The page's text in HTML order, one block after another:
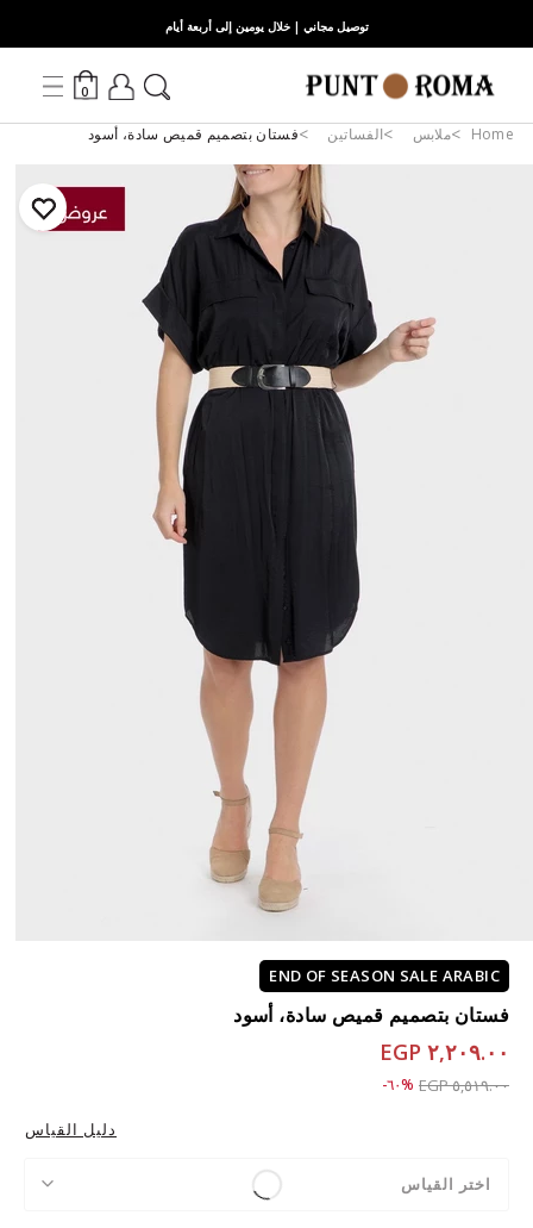
توصيل مجاني | خلال يومين إلى أربعة أيام
0
Home ملابس الفساتين فستان بتصميم قميص سادة، أسود
END OF SEASON SALE ARABIC
فستان بتصميم قميص سادة، أسود
٢,٢٠٩.٠٠ EGP
Price reduced from
٥,٥١٩.٠٠ EGP to ٢,٢٠٩.٠٠ EGP%٦٠-
دليل القياس
اختر القياس